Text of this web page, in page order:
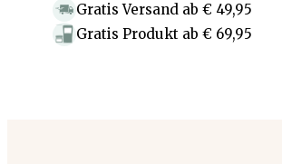
Gratis Versand ab € 49,95
Gratis Produkt ab € 69,95